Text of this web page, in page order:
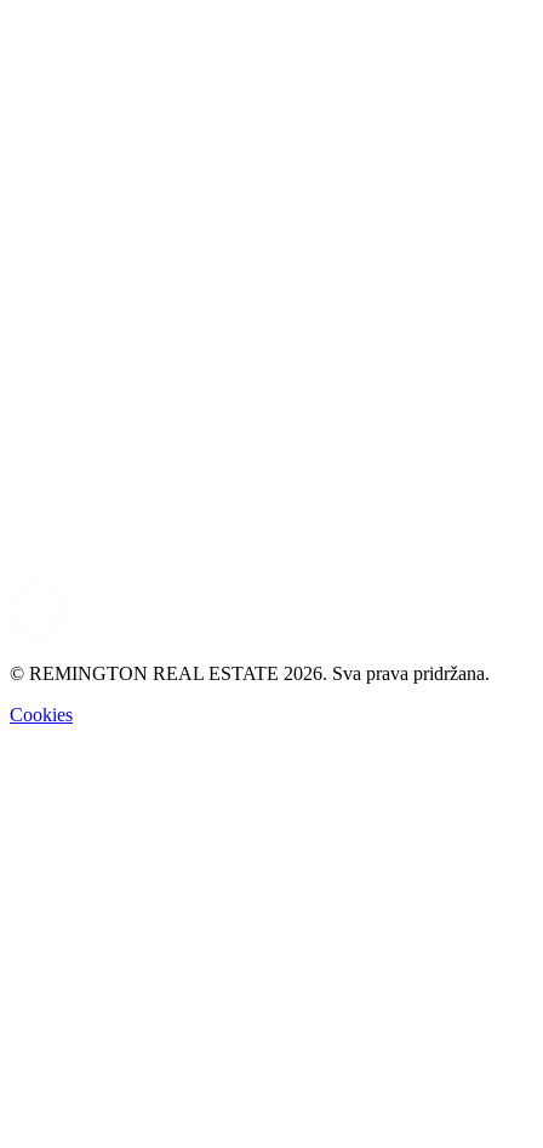
© REMINGTON REAL ESTATE 2026. Sva prava pridržana.
Cookies